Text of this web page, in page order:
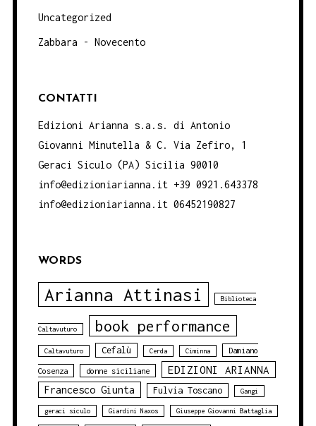
Uncategorized
Zabbara - Novecento
CONTATTI
Edizioni Arianna s.a.s. di Antonio
Giovanni Minutella & C. Via Zefiro, 1
Geraci Siculo (PA) Sicilia 90010
info@edizioniarianna.it +39 0921.643378
info@edizioniarianna.it 06452190827
WORDS
Arianna Attinasi Biblioteca
Caltavuturo book performance
Caltavuturo Cefalù Cerda Ciminna Damiano
Cosenza donne siciliane EDIZIONI ARIANNA
Francesco Giunta Fulvia Toscano Gangi
geraci siculo Giardini Naxos Giuseppe Giovanni Battaglia